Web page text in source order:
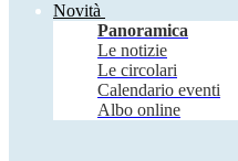
Novità
Panoramica
Le notizie
Le circolari
Calendario eventi
Albo online